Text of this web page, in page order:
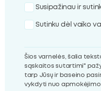
Susipažinau ir
Sutinku dėl vaiko
Šios varnelės, šalia
sąskaitos sutartimi"
tarp Jūsų ir baseino
vykdyti nuo